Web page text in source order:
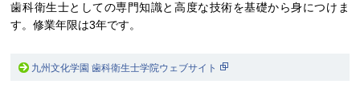
歯科衛生士としての専門知識と高度な技術を基礎から身につけま
す。修業年限は3年です。
九州文化学園 歯科衛生士学院ウェブサイト